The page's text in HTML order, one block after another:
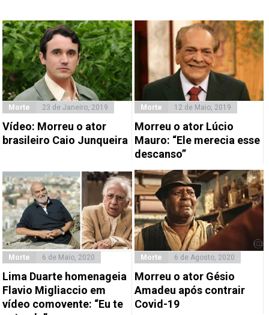
Morte 23 de Janeiro, 2019
Vídeo: Morreu o ator
brasileiro Caio Junqueira
Morte 12 de Maio, 2019
Morreu o ator Lúcio
Mauro: “Ele merecia esse
descanso”
Morte 6 de Maio, 2020
Lima Duarte homenageia
Flavio Migliaccio em
vídeo comovente: “Eu te
Morte 6 de Agosto, 2020
Morreu o ator Gésio
Amadeu após contrair
Covid-19